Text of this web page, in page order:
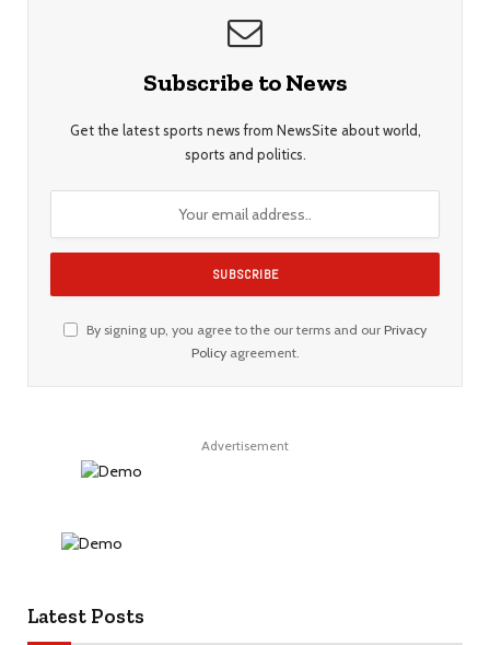
Subscribe to News
Get the latest sports news from NewsSite about world,
sports and politics.
By signing up, you agree to the our terms and our Privacy
Policyagreement.
Advertisement
Latest Posts